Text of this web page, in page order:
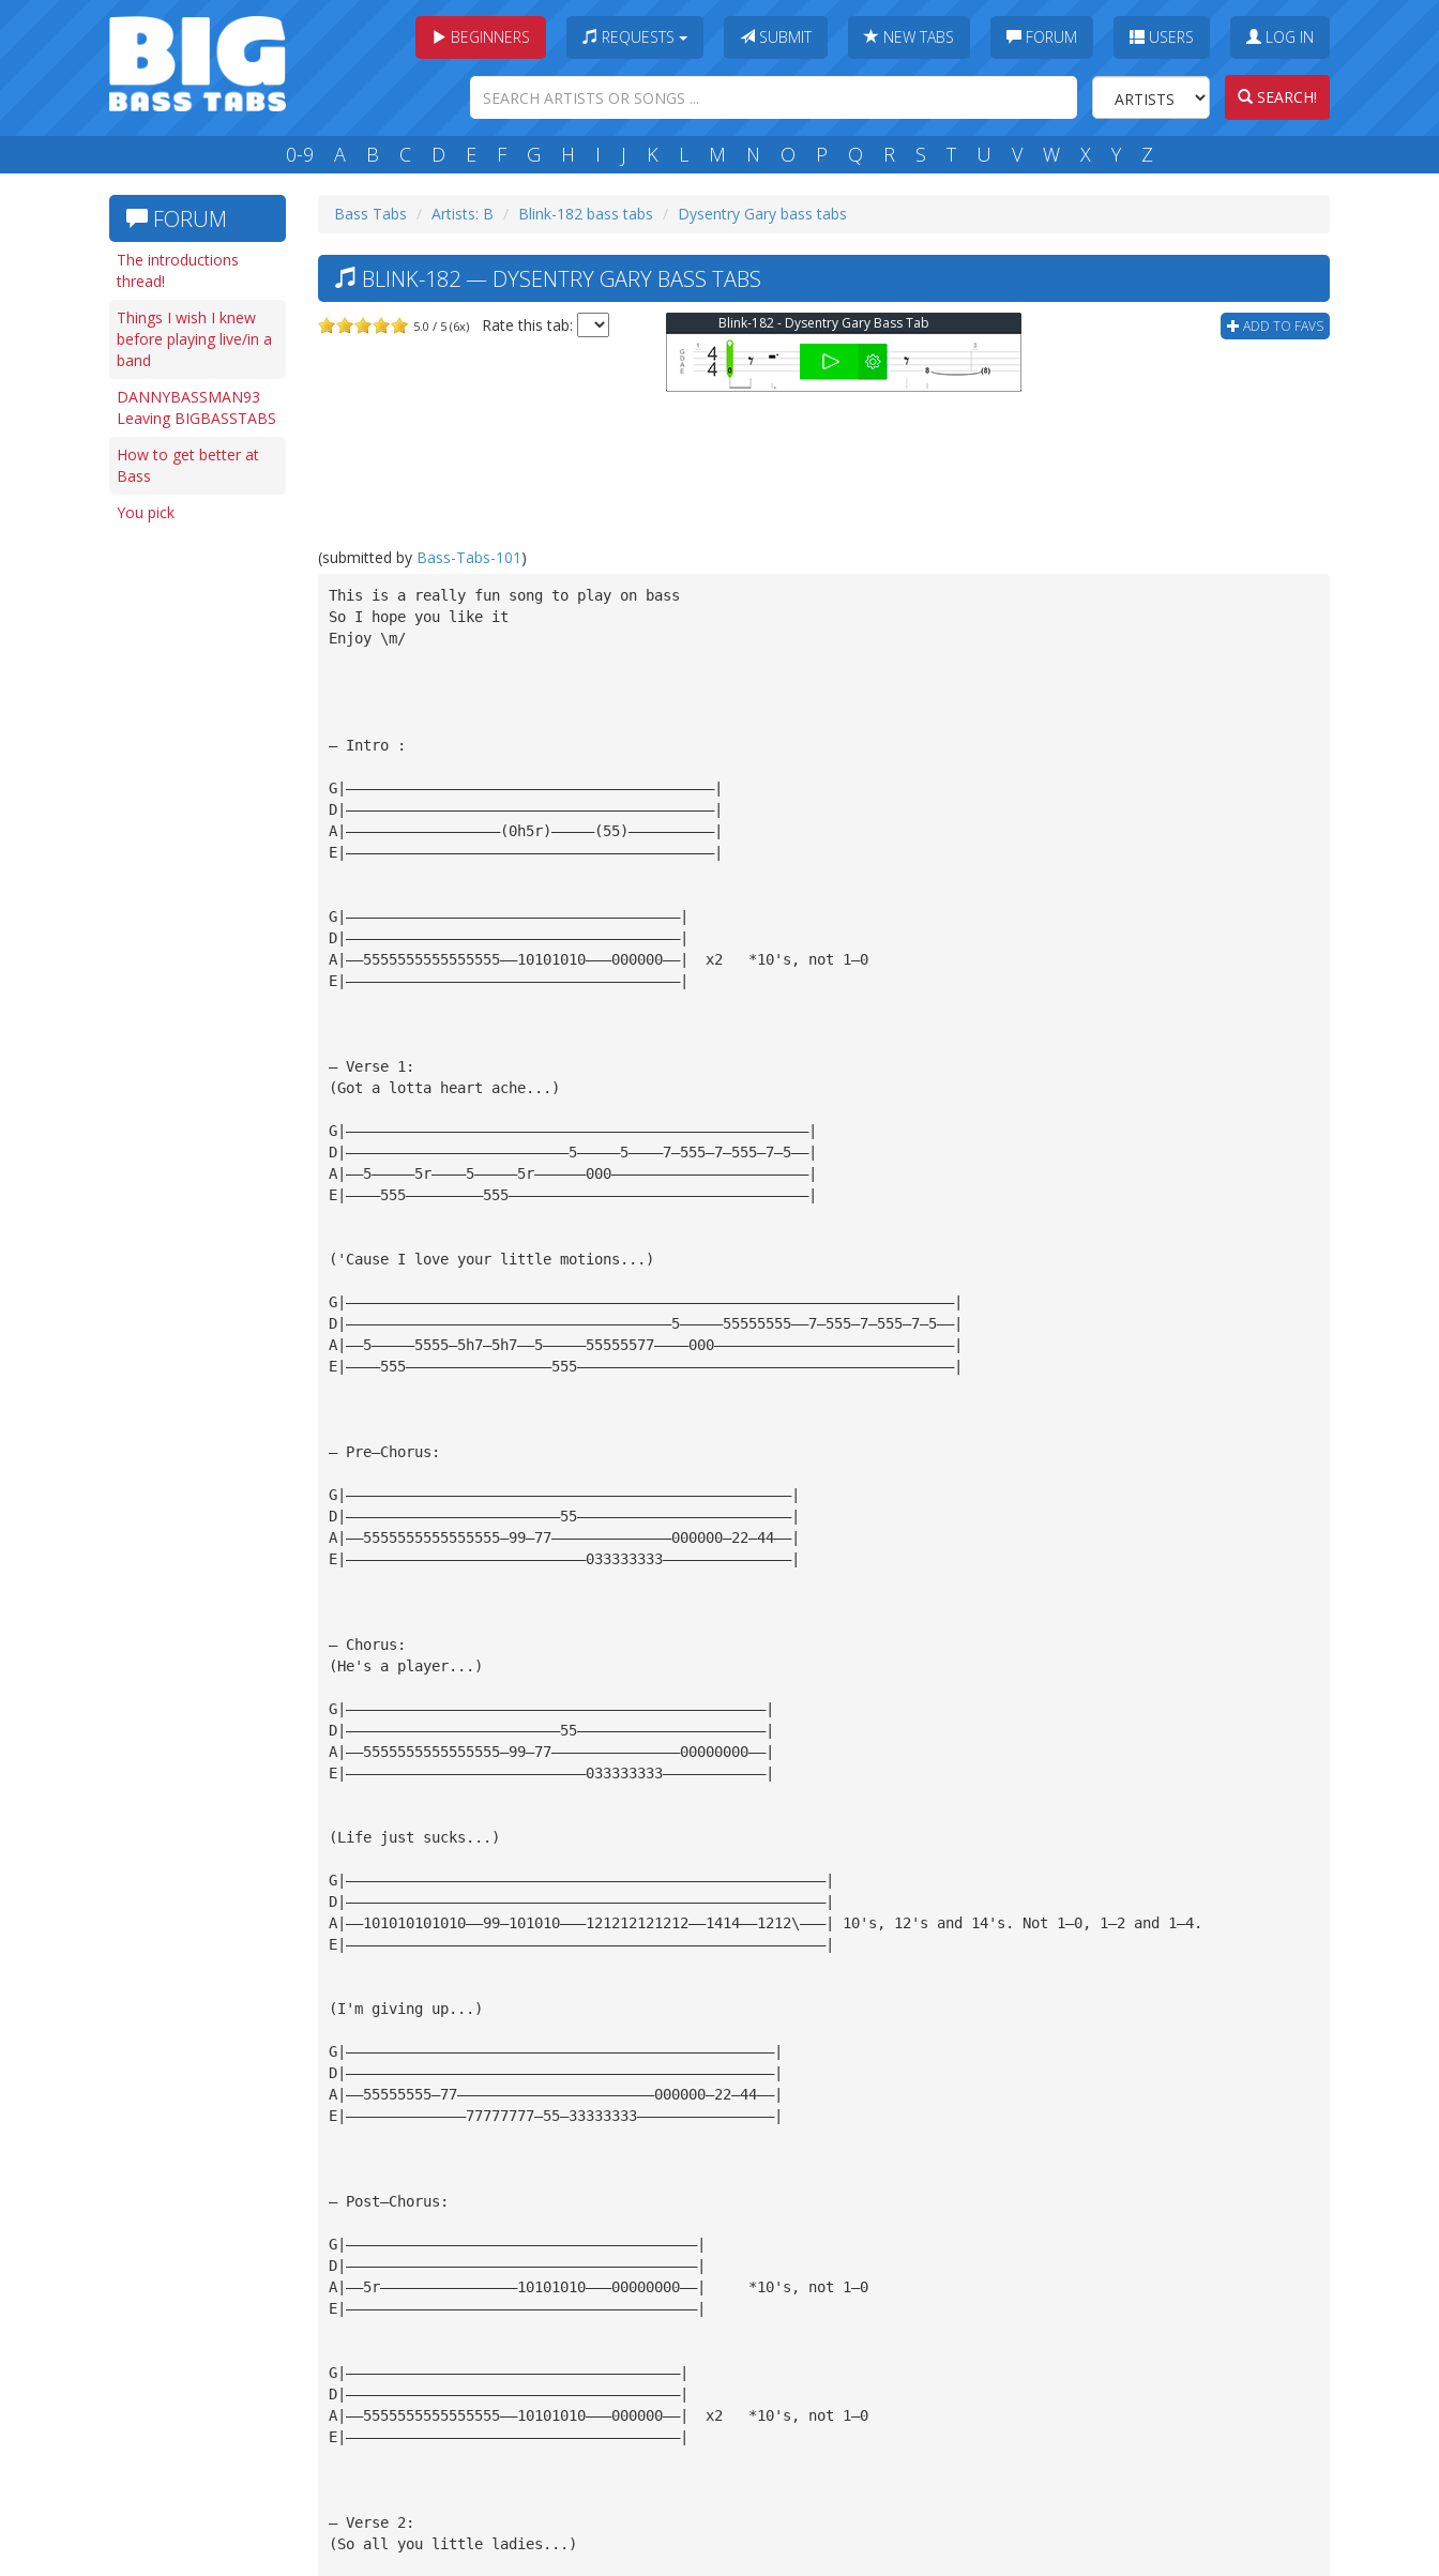
BEGINNERS REQUESTS SUBMIT NEW TABS FORUM USERS LOG IN
SEARCH!
0-9 A B C D E F G H I J K L M N O P Q R S T U V W X Y Z
FORUM
The introductions
thread!
Things I wish I knew
before playing live/in a
band
DANNYBASSMAN93
Leaving BIGBASSTABS
How to get better at
Bass
You pick
Bass Tabs Artists: B Blink-182 bass tabs Dysentry Gary bass tabs
BLINK-182 — DYSENTRY GARY BASS TABS
5.0 / 5 (6x) Rate this tab: ADD TO FAVS
Blink-182 - Dysentry Gary Bass Tab
(submitted by Bass-Tabs-101 )
This is a really fun song to play on bass
So I hope you like it
Enjoy \m/
— Intro :
G|———————————————————————————————————————————|
D|———————————————————————————————————————————|
A|——————————————————(0h5r)—————(55)——————————|
E|———————————————————————————————————————————|
G|———————————————————————————————————————|
D|———————————————————————————————————————|
A|——5555555555555555——10101010———000000——|  x2   *10's, not 1—0
E|———————————————————————————————————————|
— Verse 1:
(Got a lotta heart ache...)
G|——————————————————————————————————————————————————————|
D|——————————————————————————5—————5————7—555—7—555—7—5——|
A|——5—————5r————5—————5r——————000———————————————————————|
E|————555—————————555———————————————————————————————————|
('Cause I love your little motions...)
G|———————————————————————————————————————————————————————————————————————|
D|——————————————————————————————————————5—————55555555——7—555—7—555—7—5——|
A|——5—————5555—5h7—5h7——5—————55555577————000————————————————————————————|
E|————555—————————————————555————————————————————————————————————————————|
— Pre—Chorus:
G|————————————————————————————————————————————————————|
D|—————————————————————————55—————————————————————————|
A|——5555555555555555—99—77——————————————000000—22—44——|
E|————————————————————————————033333333———————————————|
— Chorus:
(He's a player...)
G|—————————————————————————————————————————————————|
D|—————————————————————————55——————————————————————|
A|——5555555555555555—99—77———————————————00000000——|
E|————————————————————————————033333333————————————|
(Life just sucks...)
G|————————————————————————————————————————————————————————|
D|————————————————————————————————————————————————————————|
A|——101010101010——99—101010———121212121212——1414——1212\———| 10's, 12's and 14's. Not 1—0, 1—2 and 1—4.
E|————————————————————————————————————————————————————————|
(I'm giving up...)
G|——————————————————————————————————————————————————|
D|——————————————————————————————————————————————————|
A|——55555555—77———————————————————————000000—22—44——|
E|——————————————77777777—55—33333333————————————————|
— Post—Chorus:
G|—————————————————————————————————————————|
D|—————————————————————————————————————————|
A|——5r————————————————10101010———00000000——|     *10's, not 1—0
E|—————————————————————————————————————————|
G|———————————————————————————————————————|
D|———————————————————————————————————————|
A|——5555555555555555——10101010———000000——|  x2   *10's, not 1—0
E|———————————————————————————————————————|
— Verse 2:
(So all you little ladies...)